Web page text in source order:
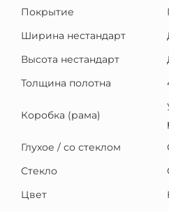
Покрытие
Ширина нестандарт
Высота нестандарт
Толщина полотна
Коробка (рама)
Глухое / со стеклом
Стекло
Цвет